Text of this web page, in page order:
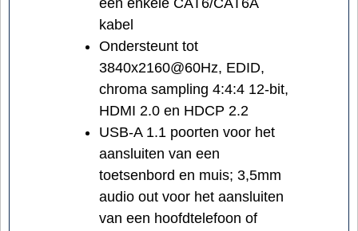
een enkele CAT6/CAT6A
kabel
Ondersteunt tot
3840x2160@60Hz, EDID,
chroma sampling 4:4:4 12-bit,
HDMI 2.0 en HDCP 2.2
USB-A 1.1 poorten voor het
aansluiten van een
toetsenbord en muis; 3,5mm
audio out voor het aansluiten
van een hoofdtelefoon of